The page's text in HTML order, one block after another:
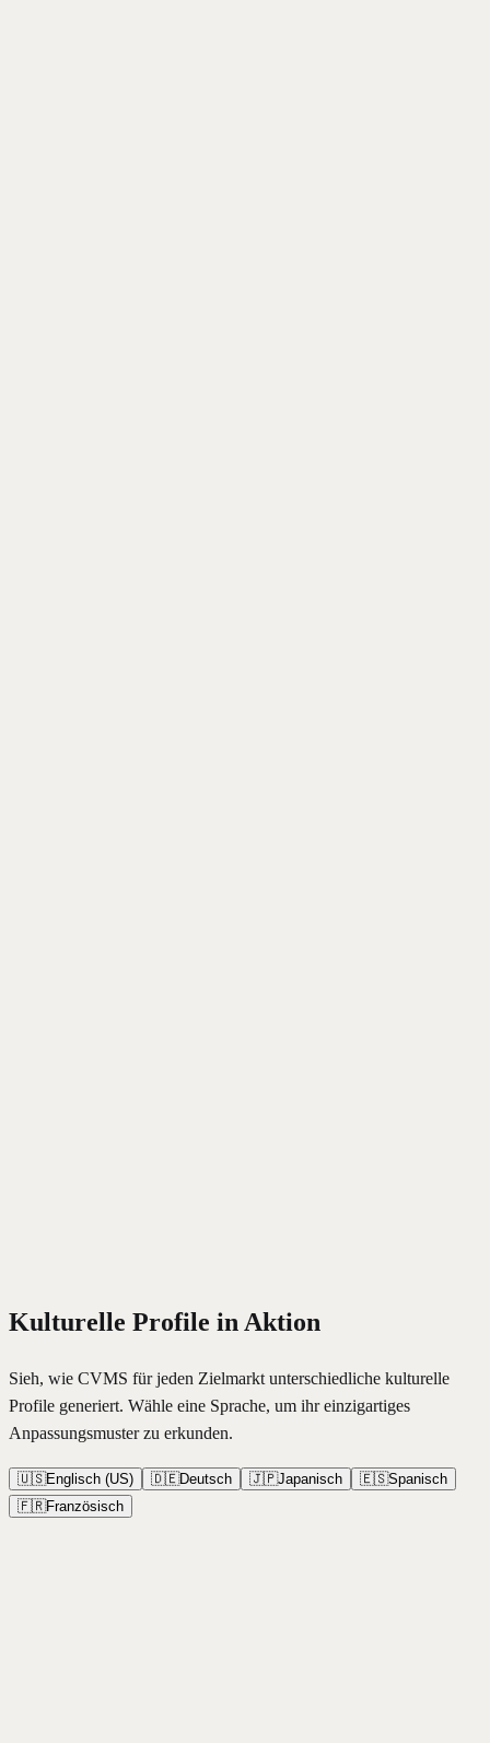
Kulturelle Profile in Aktion
Sieh, wie CVMS für jeden Zielmarkt unterschiedliche kulturelle
Profile generiert. Wähle eine Sprache, um ihr einzigartiges
Anpassungsmuster zu erkunden.
🇺🇸Englisch (US) 🇩🇪Deutsch 🇯🇵Japanisch 🇪🇸Spanisch
🇫🇷Französisch